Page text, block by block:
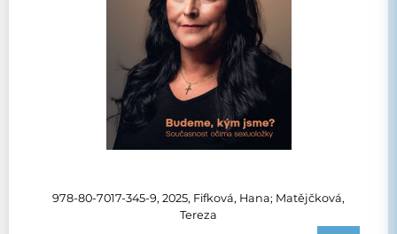
978-80-7017-345-9, 2025, Fifková, Hana; Matějčková,
Tereza